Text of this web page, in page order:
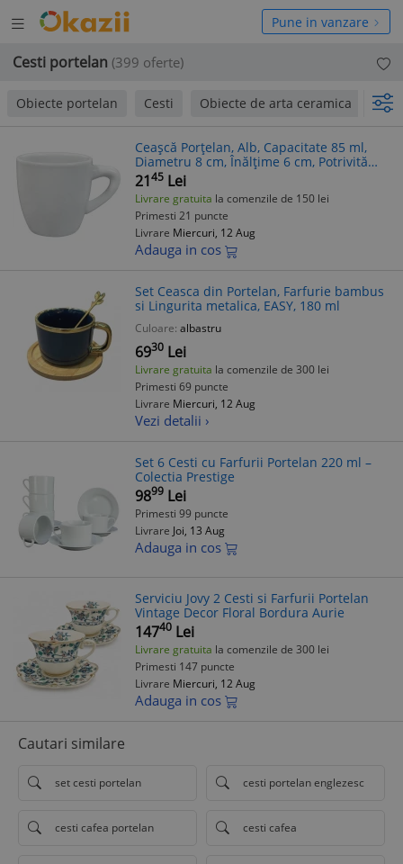
Deschide
meniul
Pune in vanzare
Cesti portelan (399 oferte)
Obiecte portelan Cesti Obiecte de arta ceramica
Ceașcă Porțelan, Alb, Capacitate 85 ml,
Diametru 8 cm, Înălțime 6 cm, Potrivită
pentru Mașina de Spălat Vase și Cuptorul
cu Microunde
2145 Lei
Livrare gratuita la comenzile de 150 lei
Primesti 21 puncte
Livrare Miercuri, 12 Aug
Adauga in cos
Set Ceasca din Portelan, Farfurie bambus
si Lingurita metalica, EASY, 180 ml
Culoare: albastru
6930 Lei
Livrare gratuita la comenzile de 300 lei
Primesti 69 puncte
Livrare Miercuri, 12 Aug
Vezi detalii ›
Set 6 Cesti cu Farfurii Portelan 220 ml –
Colectia Prestige
9899 Lei
Primesti 99 puncte
Livrare Joi, 13 Aug
Adauga in cos
Serviciu Jovy 2 Cesti si Farfurii Portelan
Vintage Decor Floral Bordura Aurie
14740 Lei
Livrare gratuita la comenzile de 300 lei
Primesti 147 puncte
Livrare Miercuri, 12 Aug
Adauga in cos
Cautari similare
set cesti portelan cesti portelan englezesc
cesti cafea portelan cesti cafea